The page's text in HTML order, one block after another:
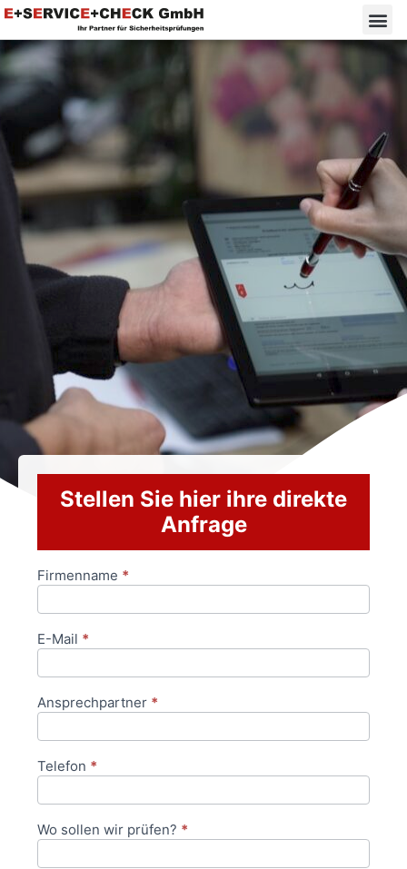
Stellen Sie hier ihre direkte
Anfrage
Anfrageformular
Firmenname *
E-Mail *
Ansprechpartner *
Telefon *
Wo sollen wir prüfen? *